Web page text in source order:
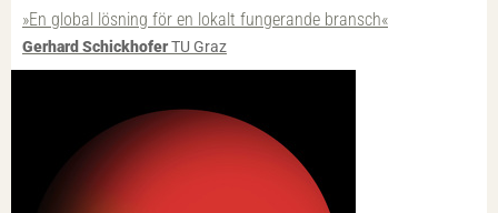
»En global lösning för en lokalt fungerande bransch«
Gerhard SchickhoferTU Graz